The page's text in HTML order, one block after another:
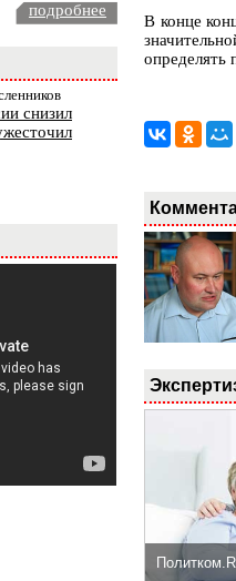
подробнее
снизил
В конце
определять